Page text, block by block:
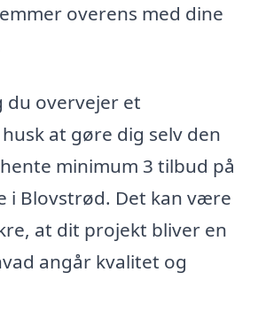
overens med dine
du overvejer et
at gøre dig selv den
minimum 3 tilbud på
i Blovstrød. Det kan være
at dit projekt bliver en
angår kvalitet og